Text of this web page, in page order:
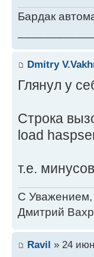
Бардак
Dmitry
Глянул у
Строка
load
т.е.
С Уважением,
Дмитрий
Ravil » 24